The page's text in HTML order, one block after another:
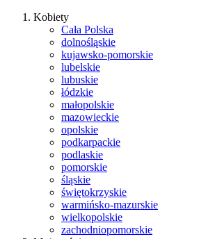
Kobiety
Cała Polska
dolnośląskie
kujawsko-pomorskie
lubelskie
lubuskie
łódzkie
małopolskie
mazowieckie
opolskie
podkarpackie
podlaskie
pomorskie
śląskie
świętokrzyskie
warmińsko-mazurskie
wielkopolskie
zachodniopomorskie